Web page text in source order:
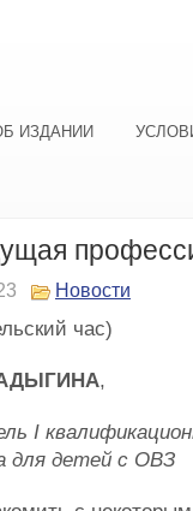
ИЗДАНИИ
Новости
час)
,
I
для детей с ОВЗ